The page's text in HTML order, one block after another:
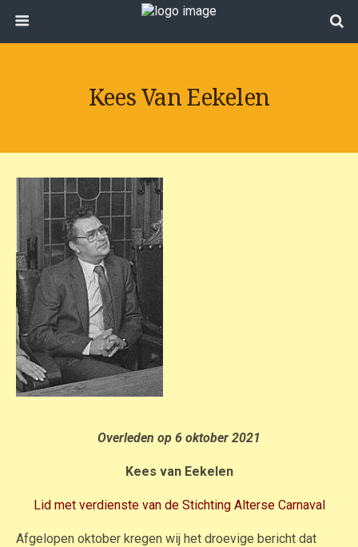
Kees Van Eekelen
Overleden op 6 oktober 2021
Kees van Eekelen
Lid met verdienste van de Stichting Alterse Carnaval
Afgelopen oktober kregen wij het droevige bericht dat